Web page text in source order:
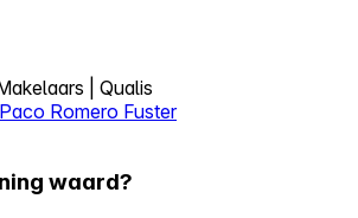
| Qualis
Paco Romero Fuster
waard?